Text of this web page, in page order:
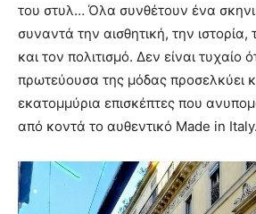
του στυλ… Όλα συνθέτουν ένα
συναντά την αισθητική, την ιστορία,
και τον πολιτισμό. Δεν είναι τυχαίο
πρωτεύουσα της μόδας προσελκύει
εκατομμύρια επισκέπτες που
από κοντά το αυθεντικό Made in Italy.